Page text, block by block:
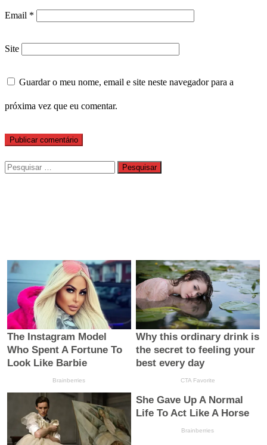
Email *
Site
Guardar o meu nome, email e site neste navegador para a
próxima vez que eu comentar.
Pesquisar
por: